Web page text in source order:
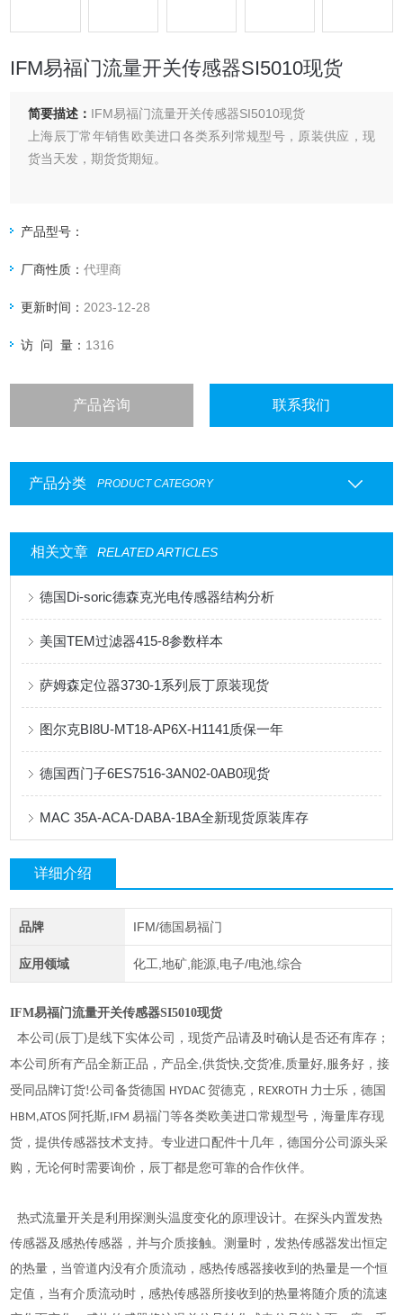
IFM易福门流量开关传感器SI5010现货
简要描述： IFM易福门流量开关传感器SI5010现货
上海辰丁常年销售欧美进口各类系列常规型号，原装供应，现
货当天发，期货货期短。
产品型号：
厂商性质：代理商
更新时间： 2023-12-28
访 问 量： 1316
产品咨询 联系我们
产品分类 PRODUCT CATEGORY
相关文章 RELATED ARTICLES
德国Di-soric德森克光电传感器结构分析
美国TEM过滤器415-8参数样本
萨姆森定位器3730-1系列辰丁原装现货
图尔克BI8U-MT18-AP6X-H1141质保一年
德国西门子6ES7516-3AN02-0AB0现货
MAC 35A-ACA-DABA-1BA全新现货原装库存
详细介绍
品牌 IFM/德国易福门
应用领域 化工,地矿,能源,电子/电池,综合
IFM易福门流量开关传感器SI5010现货
本公司 (辰丁)是线下实体公司，现货产品请及时确认是否还有库存；
本公司所有产品全新正品 ，产品全,供货快,交货准,质量好,服务好，接
受同品牌订货!公司备货德国 HYDAC贺德克， REXROTH 力士乐，德国
HBM,ATOS 阿托斯,IFM易福门等各类欧美进口常规型号，海量库存现
货，提供传感器技术支持。专业进口配件十几年，德国分公司源头采
购，无论何时需要询价，辰丁都是您可靠的合作伙伴。
热式流量开关是利用探测头温度变化的原理设计。在探头内置发热
传感器及感热传感器，并与介质接触。测量时，发热传感器发出恒定
的热量，当管道内没有介质流动，感热传感器接收到的热量是一个恒
定值，当有介质流动时，感热传感器所接收到的热量将随介质的流速